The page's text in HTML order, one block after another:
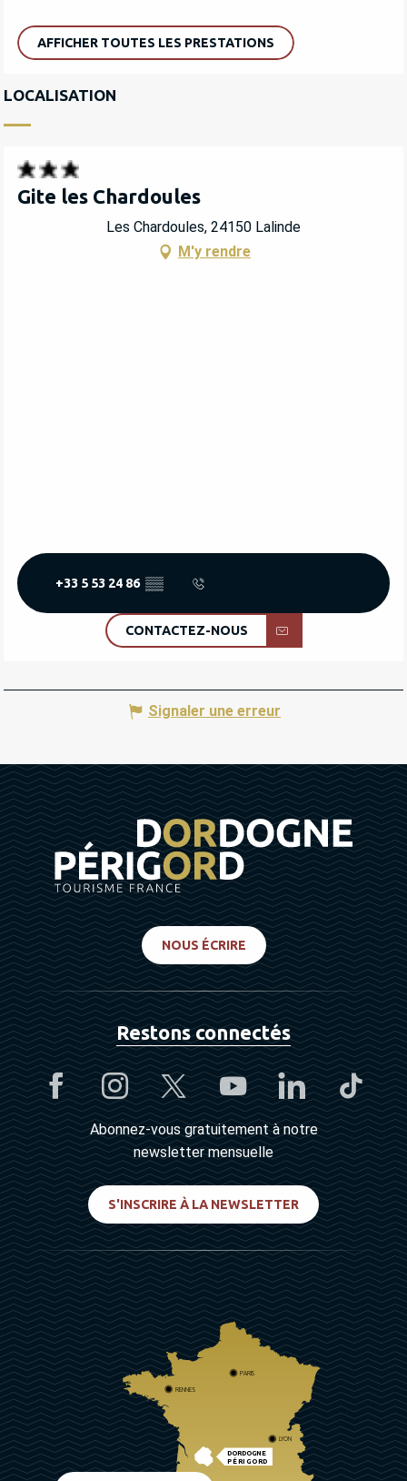
AFFICHER TOUTES LES PRESTATIONS
LOCALISATION
Gite les Chardoules
Les Chardoules, 24150 Lalinde
M'y rendre
+33 5 53 24 86 ▒▒
CONTACTEZ-NOUS
Signaler une erreur
NOUS ÉCRIRE
Restons connectés
Abonnez-vous gratuitement à notre
newsletter mensuelle
S'INSCRIRE À LA NEWSLETTER
DORDOGNE
PÉRIGORD
PARIS
RENNES
LYON